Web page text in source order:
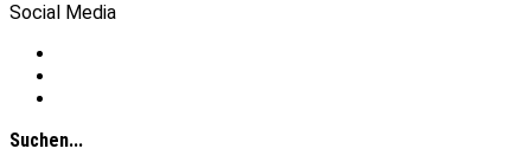
Social Media
Suchen...